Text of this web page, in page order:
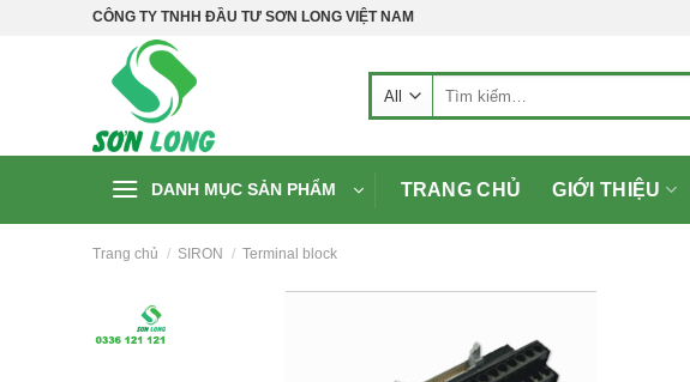
CÔNG TY TNHH ĐẦU TƯ SƠN LONG VIỆT NAM
kiếm:
DANH MỤC SẢN PHẨM TRANG CHỦ GIỚI THIỆU
Trang chủ / SIRON / Terminal block